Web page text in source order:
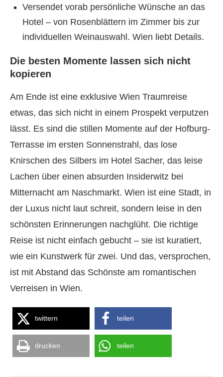
Versendet vorab persönliche Wünsche an das
Hotel – von Rosenblättern im Zimmer bis zur
individuellen Weinauswahl. Wien liebt Details.
Die besten Momente lassen sich nicht
kopieren
Am Ende ist eine exklusive Wien Traumreise
etwas, das sich nicht in einem Prospekt verputzen
lässt. Es sind die stillen Momente auf der Hofburg-
Terrasse im ersten Sonnenstrahl, das lose
Knirschen des Silbers im Hotel Sacher, das leise
Lachen über einen absurden Insiderwitz bei
Mitternacht am Naschmarkt. Wien ist eine Stadt, in
der Luxus nicht laut schreit, sondern leise in den
schönsten Erinnerungen nachglüht. Die richtige
Reise ist nicht einfach gebucht – sie ist kuratiert,
wie ein Kunstwerk für zwei. Und das, versprochen,
ist mit Abstand das Schönste am romantischen
Verreisen in Wien.
twittern teilen
drucken teilen